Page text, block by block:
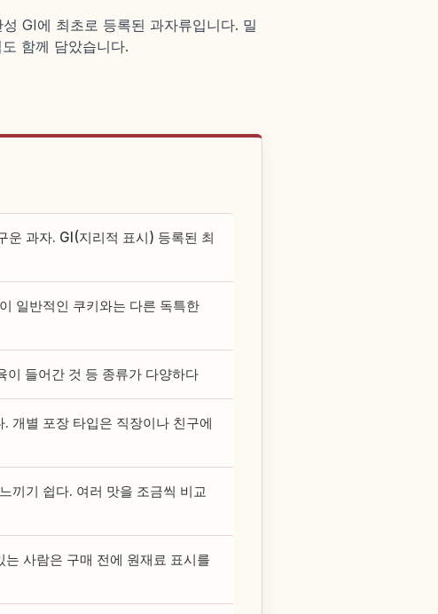
GI에 최초로 등록된 과자류입니다. 밀
함께 담았습니다.
운 과자. GI(지리적 표시) 등록된 최
일반적인 쿠키와는 다른 독특한
이 들어간 것 등 종류가 다양하다
개별 포장 타입은 직장이나 친구에
끼기 쉽다. 여러 맛을 조금씩 비교
사람은 구매 전에 원재료 표시를